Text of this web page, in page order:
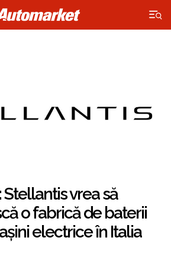
×
Stellantis vrea să
o fabrică de baterii
electrice în Italia